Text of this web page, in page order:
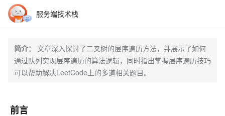
服务端技术栈
简介：
文章深入探讨了二叉树的层序遍历方法，并展示了如何
通过队列实现层序遍历的算法逻辑，同时指出掌握层序遍历技巧
可以帮助解决LeetCode上的多道相关题目。
前言